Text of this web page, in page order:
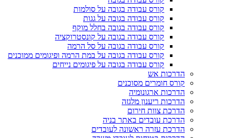
קורס עבודה בגובה על סולמות
קורס עבודה בגובה על גגות
קורס עבודה בגובה בחלל מוקף
קורס עבודה בגובה על קונסטרוקציה
קורס עבודה בגובה על סל הרמה
קורס עבודה בגובה על במת הרמה ופיגומים ממוכנים
קורס עבודה בגובה על פיגומים נייחים
הדרכות אש
קורס חומרים מסוכנים
הדרכות ארגונומיה
הדרכות ריענון מלגזה
הדרכת צוות חירום
הדרכת עובדים באתר בניה
הדרכת עזרה ראשונה לעובדים